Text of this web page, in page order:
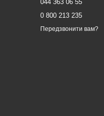
044 363 06 55
0 800 213 235
Передзвонити вам?